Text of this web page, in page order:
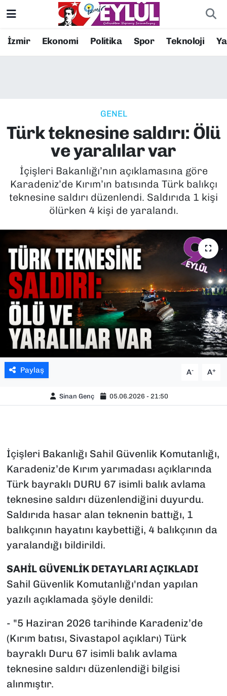
İzmir Ekonomi Politika Spor Teknoloji
GENEL
Türk teknesine saldırı: Ölü
ve yaralılar var
İçişleri Bakanlığı’nın açıklamasına göre
Karadeniz’de Kırım’ın batısında Türk balıkçı
teknesine saldırı düzenlendi. Saldırıda 1 kişi
ölürken 4 kişi de yaralandı.
Paylaş A- A+
Sinan Genç 05.06.2026 - 21:50
İçişleri Bakanlığı Sahil Güvenlik Komutanlığı,
Karadeniz’de Kırım yarımadası açıklarında
Türk bayraklı DURU 67 isimli balık avlama
teknesine saldırı düzenlendiğini duyurdu.
Saldırıda hasar alan teknenin battığı, 1
balıkçının hayatını kaybettiği, 4 balıkçının da
yaralandığı bildirildi.
SAHİL GÜVENLİK DETAYLARI AÇIKLADI
Sahil Güvenlik Komutanlığı'ndan yapılan
yazılı açıklamada şöyle denildi:
- "5 Haziran 2026 tarihinde Karadeniz’de
(Kırım batısı, Sivastapol açıkları) Türk
bayraklı Duru 67 isimli balık avlama
teknesine saldırı düzenlendiği bilgisi
alınmıştır.
Resmi İlanlar
EKONOMİ
KÜLTÜR SANAT
MAGAZİN
SAĞLIK
SPOR
TEKNOLOJİ
YAŞAM
YEREL YÖNETİMLER
Konak Nöbetçi Eczaneler
Süper Lig Puan Durumu ve Fikstür
Tüm Manşetler
Son Dakika Haberleri
Haber Arşivi